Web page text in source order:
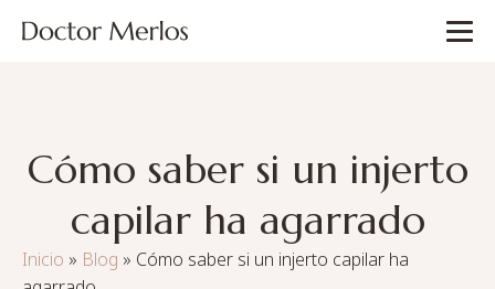
Cómo saber si un injerto
capilar ha agarrado
Inicio » Blog » Cómo saber si un injerto capilar ha